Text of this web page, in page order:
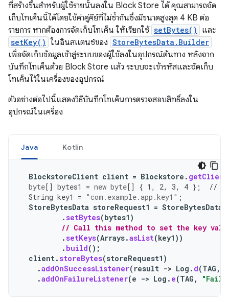
ที่สร้างขึ้นสำหรับผู้ใช้รายนั้นลงใน Block Store ได้ คุณสามารถจัด
เก็บโทเค็นนี้ได้โดยใช้ค่าคู่คีย์ที่ไม่ซ้ำกันซึ่งมีขนาดสูงสุด 4 KB ต่อ
รายการ หากต้องการจัดเก็บโทเค็น ให้เรียกใช้ setBytes() และ
setKey() ในอินสแตนซ์ของ StoreBytesData.Builder
เพื่อจัดเก็บข้อมูลเข้าสู่ระบบของผู้ใช้ลงในอุปกรณ์ต้นทาง หลังจาก
บันทึกโทเค็นด้วย Block Store แล้ว ระบบจะเข้ารหัสและจัดเก็บ
โทเค็นไว้ในเครื่องของอุปกรณ์
ตัวอย่างต่อไปนี้แสดงวิธีบันทึกโทเค็นการตรวจสอบสิทธิ์ลงใน
อุปกรณ์ในเครื่อง
Java Kotlin
BlockstoreClient client = Blockstore . getClient
byte[] bytes1 = new byte[] { 1 , 2, 3, 4 };
//
String key1 = "com.example.app.key1" ;
StoreBytesData storeRequest1 = StoreBytesData
.setBytes(bytes1 )
// Call this method to set the key
.setKeys(Arrays.asList(key1 ))
. build();
client.storeBytes(storeRequest1 )
.addOnSuccessListener( result -> Log . d(TAG ,
.addOnFailureListener(e -> Log . e(TAG ,